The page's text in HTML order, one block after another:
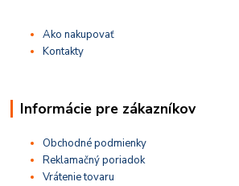
Ako nakupovať
Kontakty
Informácie pre zákazníkov
Obchodné podmienky
Reklamačný poriadok
Vrátenie tovaru